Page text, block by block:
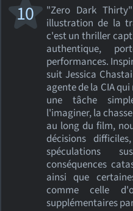
"Zero Dark
illustration de la
c'est un thriller
authentique,
performances.
suit Jessica
agente de la CIA
une tâche
l'imaginer, la
au long du film,
décisions
spéculations
conséquences
ainsi que
comme celle
supplémentaires
10